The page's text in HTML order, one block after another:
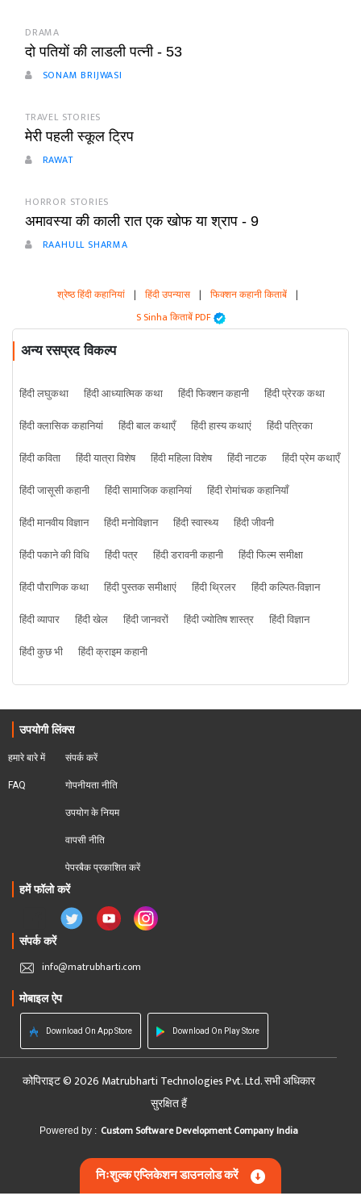
DRAMA
दो पतियों की लाडली पत्नी - 53
SONAM BRIJWASI
TRAVEL STORIES
मेरी पहली स्कूल ट्रिप
RAWAT
HORROR STORIES
अमावस्या की काली रात एक खोफ या श्राप - 9
RAAHULL SHARMA
श्रेष्ठ हिंदी कहानियां | हिंदी उपन्यास | फिक्शन कहानी किताबें |
S Sinha किताबें PDF
अन्य रसप्रद विकल्प
हिंदी लघुकथा हिंदी आध्यात्मिक कथा हिंदी फिक्शन कहानी
हिंदी प्रेरक कथा
हिंदी क्लासिक कहानियां
हिंदी बाल कथाएँ हिंदी हास्य कथाएं
हिंदी पत्रिका
हिंदी कविता
हिंदी यात्रा विशेष हिंदी महिला विशेष हिंदी नाटक
हिंदी प्रेम कथाएँ
हिंदी जासूसी कहानी
हिंदी सामाजिक कहानियां
हिंदी रोमांचक कहानियाँ
हिंदी मानवीय विज्ञान
हिंदी मनोविज्ञान हिंदी स्वास्थ्य
हिंदी जीवनी
हिंदी पकाने की विधि
हिंदी पत्र हिंदी डरावनी कहानी
हिंदी फिल्म समीक्षा
हिंदी पौराणिक कथा
हिंदी पुस्तक समीक्षाएं हिंदी थ्रिलर
हिंदी कल्पित-विज्ञान
हिंदी व्यापार
हिंदी खेल हिंदी जानवरों हिंदी ज्योतिष शास्त्र
हिंदी विज्ञान
हिंदी कुछ भी
हिंदी क्राइम कहानी
उपयोगी लिंक्स
हमारे बारे में
FAQ
संपर्क करें
गोपनीयता नीति
उपयोग के नियम
वापसी नीति
पेपरबैक प्रकाशित करें
हमें फॉलो करें
संपर्क करें
info@matrubharti.com
मोबाइल ऐप
Download On App Store Download On Play Store
कोपिराइट © 2026 Matrubharti Technologies Pvt. Ltd. सभी अधिकार
सुरक्षित हैं
Powered by : Custom Software Development Company India
निःशुल्क एप्लिकेशन डाउनलोड करें